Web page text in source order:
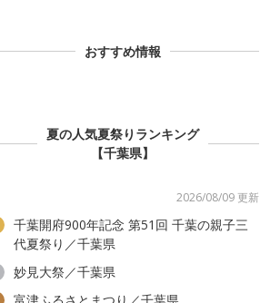
おすすめ情報
夏の人気夏祭りランキング
【千葉県】
2026/08/09 更新
千葉開府900年記念 第51回 千葉の親子三
代夏祭り／千葉県
妙見大祭／千葉県